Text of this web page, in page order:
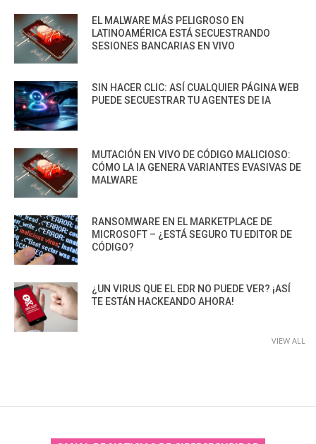
EL MALWARE MÁS PELIGROSO EN
LATINOAMÉRICA ESTÁ SECUESTRANDO
SESIONES BANCARIAS EN VIVO
SIN HACER CLIC: ASÍ CUALQUIER PÁGINA WEB
PUEDE SECUESTRAR TU AGENTES DE IA
MUTACIÓN EN VIVO DE CÓDIGO MALICIOSO:
CÓMO LA IA GENERA VARIANTES EVASIVAS DE
MALWARE
RANSOMWARE EN EL MARKETPLACE DE
MICROSOFT – ¿ESTÁ SEGURO TU EDITOR DE
CÓDIGO?
¿UN VIRUS QUE EL EDR NO PUEDE VER? ¡ASÍ
TE ESTÁN HACKEANDO AHORA!
VIEW ALL